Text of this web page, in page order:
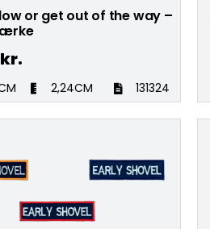
or get out of the way –
kr.
2,24CM 131324